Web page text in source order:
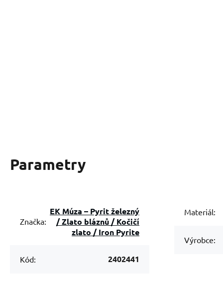
Parametry
Značka:
EK Múza – Pyrit železný
/ Zlato bláznů / Kočičí
zlato / Iron Pyrite
Kód: 2402441
Materiál:
Výrobce: